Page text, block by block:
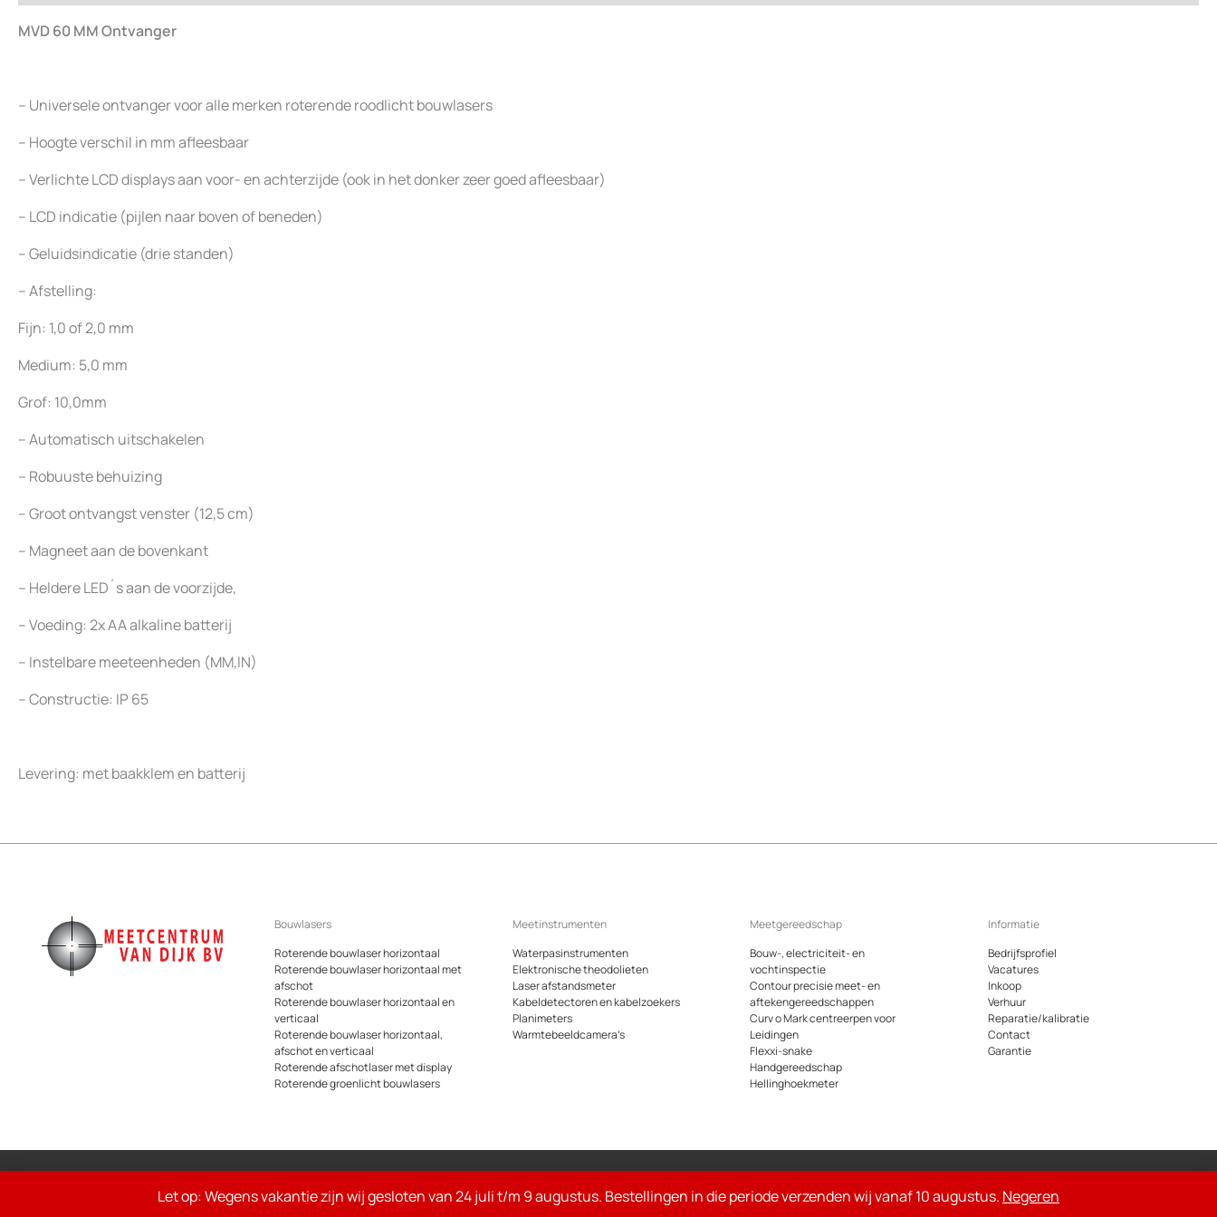
Let op: Wegens vakantie zijn wij gesloten van 24 juli t/m 9 augustus. Bestellingen in die periode verzenden wij vanaf 10 augustus. Negeren
MVD 60 MM Ontvanger
– Universele ontvanger voor alle merken roterende roodlicht bouwlasers
– Hoogte verschil in mm afleesbaar
– Verlichte LCD displays aan voor- en achterzijde (ook in het donker zeer goed afleesbaar)
– LCD indicatie (pijlen naar boven of beneden)
– Geluidsindicatie (drie standen)
– Afstelling:
Fijn: 1,0 of 2,0 mm
Medium: 5,0 mm
Grof: 10,0mm
– Automatisch uitschakelen
– Robuuste behuizing
– Groot ontvangst venster (12,5 cm)
– Magneet aan de bovenkant
– Heldere LED´s aan de voorzijde,
– Voeding: 2x AA alkaline batterij
– Instelbare meeteenheden (MM,IN)
– Constructie: IP 65
Levering: met baakklem en batterij
Bouwlasers
Roterende bouwlaser horizontaal
Roterende bouwlaser horizontaal met
afschot
Roterende bouwlaser horizontaal en
verticaal
Roterende bouwlaser horizontaal,
afschot en verticaal
Roterende afschotlaser met display
Roterende groenlicht bouwlasers
Meetinstrumenten
Waterpasinstrumenten
Elektronische theodolieten
Laser afstandsmeter
Kabeldetectoren en kabelzoekers
Planimeters
Warmtebeeldcamera’s
Meetgereedschap
Bouw-, electriciteit- en
vochtinspectie
Contour precisie meet- en
aftekengereedschappen
Curv o Mark centreerpen voor
Leidingen
Flexxi-snake
Handgereedschap
Hellinghoekmeter
Informatie
Bedrijfsprofiel
Vacatures
Inkoop
Verhuur
Reparatie/kalibratie
Contact
Garantie